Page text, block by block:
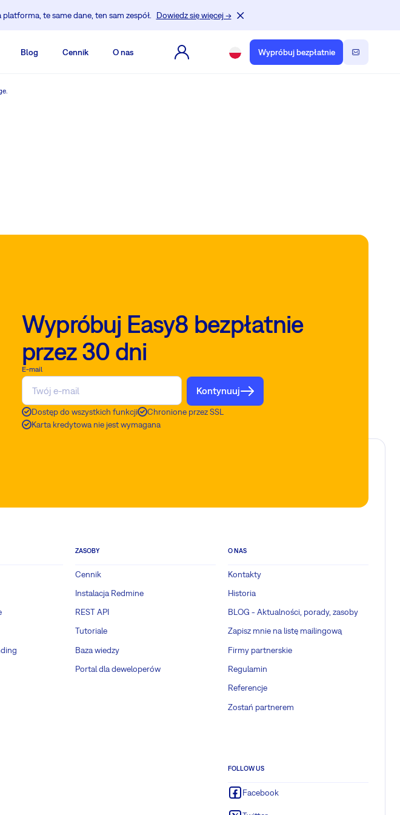
te same dane, ten sam zespół. Dowiedz się więcej →
Blog Cennik O nas Wypróbuj bezpłatnie
Wypróbuj Easy8 bezpłatnie
przez 30 dni
E-mail
Kontynuuj
Dostęp do wszystkich funkcji
Chronione przez SSL
Karta kredytowa nie jest wymagana
ZASOBY
Cennik
Instalacja Redmine
REST API
Tutoriale
Baza wiedzy
Portal dla deweloperów
O NAS
Kontakty
Historia
BLOG - Aktualności, porady, zasoby
Zapisz mnie na listę mailingową
Firmy partnerskie
Regulamin
Referencje
Zostań partnerem
FOLLOW US
Facebook